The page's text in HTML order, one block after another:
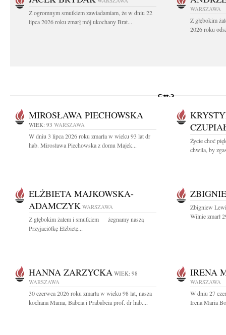
Z ogromnym smutkiem zawiadamiam, że w dniu 22
lipca 2026 roku zmarł mój ukochany Brat...
WARSZAWA
Z głębokim
2026 roku
MIROSŁAWA PIECHOWSKA
WIEK: 93 WARSZAWA
W dniu 3 lipca 2026 roku zmarła w wieku 93 lat dr
hab. Mirosława Piechowska z domu Majek...
Życie choć
chwila, by
ELŻBIETA MAJKOWSKA-
ADAMCZYK WARSZAWA
Z głębokim żalem i smutkiem żegnamy naszą
Przyjaciółkę Elżbietę...
Zbigniew
Wilnie zmarł
HANNA ZARZYCKA WIEK: 98
WARSZAWA
30 czerwca 2026 roku zmarła w wieku 98 lat, nasza
kochana Mama, Babcia i Prababcia prof. dr hab....
IRENA
WARSZAWA
W dniu 27
Irena Maria